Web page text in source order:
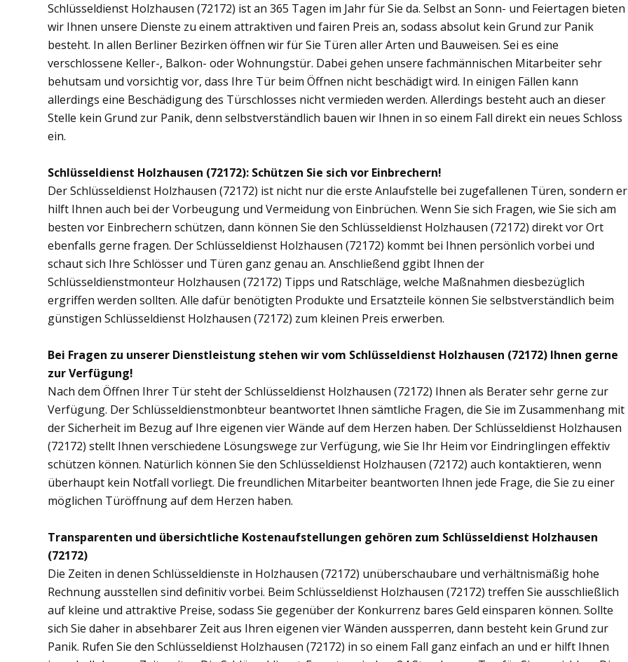
Schlüsseldienst Holzhausen (72172) ist an 365 Tagen im Jahr für Sie da. Selbst an Sonn- und Feiertagen bieten
wir Ihnen unsere Dienste zu einem attraktiven und fairen Preis an, sodass absolut kein Grund zur Panik
besteht. In allen Berliner Bezirken öffnen wir für Sie Türen aller Arten und Bauweisen. Sei es eine
verschlossene Keller-, Balkon- oder Wohnungstür. Dabei gehen unsere fachmännischen Mitarbeiter sehr
behutsam und vorsichtig vor, dass Ihre Tür beim Öffnen nicht beschädigt wird. In einigen Fällen kann
allerdings eine Beschädigung des Türschlosses nicht vermieden werden. Allerdings besteht auch an dieser
Stelle kein Grund zur Panik, denn selbstverständlich bauen wir Ihnen in so einem Fall direkt ein neues Schloss
ein.
Schlüsseldienst Holzhausen (72172): Schützen Sie sich vor Einbrechern!
Der Schlüsseldienst Holzhausen (72172) ist nicht nur die erste Anlaufstelle bei zugefallenen Türen, sondern er
hilft Ihnen auch bei der Vorbeugung und Vermeidung von Einbrüchen. Wenn Sie sich Fragen, wie Sie sich am
besten vor Einbrechern schützen, dann können Sie den Schlüsseldienst Holzhausen (72172) direkt vor Ort
ebenfalls gerne fragen. Der Schlüsseldienst Holzhausen (72172) kommt bei Ihnen persönlich vorbei und
schaut sich Ihre Schlösser und Türen ganz genau an. Anschließend ggibt Ihnen der
Schlüsseldienstmonteur Holzhausen (72172) Tipps und Ratschläge, welche Maßnahmen diesbezüglich
ergriffen werden sollten. Alle dafür benötigten Produkte und Ersatzteile können Sie selbstverständlich beim
günstigen Schlüsseldienst Holzhausen (72172) zum kleinen Preis erwerben.
Bei Fragen zu unserer Dienstleistung stehen wir vom Schlüsseldienst Holzhausen (72172) Ihnen gerne
zur Verfügung!
Nach dem Öffnen Ihrer Tür steht der Schlüsseldienst Holzhausen (72172) Ihnen als Berater sehr gerne zur
Verfügung. Der Schlüsseldienstmonbteur beantwortet Ihnen sämtliche Fragen, die Sie im Zusammenhang mit
der Sicherheit im Bezug auf Ihre eigenen vier Wände auf dem Herzen haben. Der Schlüsseldienst Holzhausen
(72172) stellt Ihnen verschiedene Lösungswege zur Verfügung, wie Sie Ihr Heim vor Eindringlingen effektiv
schützen können. Natürlich können Sie den Schlüsseldienst Holzhausen (72172) auch kontaktieren, wenn
überhaupt kein Notfall vorliegt. Die freundlichen Mitarbeiter beantworten Ihnen jede Frage, die Sie zu einer
möglichen Türöffnung auf dem Herzen haben.
Transparenten und übersichtliche Kostenaufstellungen gehören zum Schlüsseldienst Holzhausen
(72172)
Die Zeiten in denen Schlüsseldienste in Holzhausen (72172) unüberschaubare und verhältnismäßig hohe
Rechnung ausstellen sind definitiv vorbei. Beim Schlüsseldienst Holzhausen (72172) treffen Sie ausschließlich
auf kleine und attraktive Preise, sodass Sie gegenüber der Konkurrenz bares Geld einsparen können. Sollte
sich Sie daher in absehbarer Zeit aus Ihren eigenen vier Wänden aussperren, dann besteht kein Grund zur
Panik. Rufen Sie den Schlüsseldienst Holzhausen (72172) in so einem Fall ganz einfach an und er hilft Ihnen